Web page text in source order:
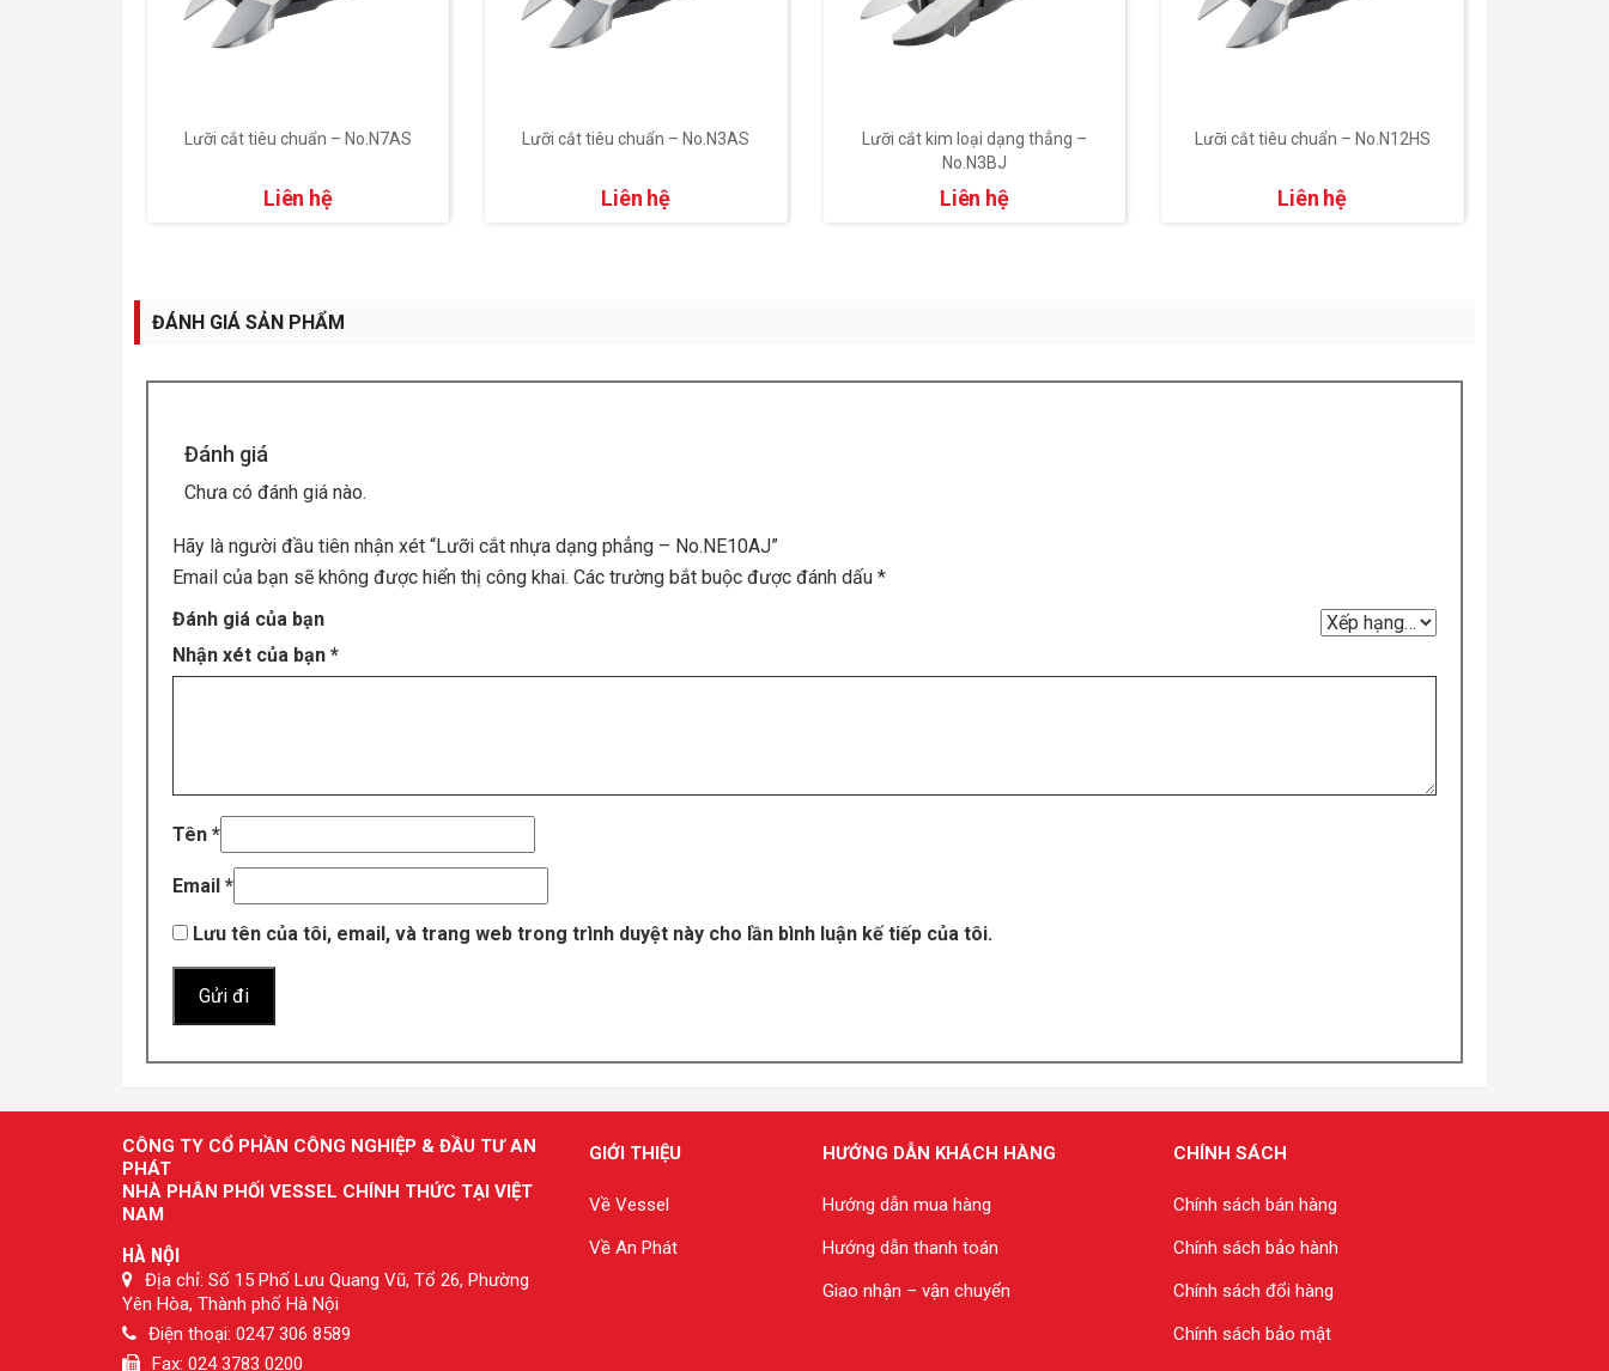
Lưỡi cắt tiêu chuẩn – No.N7AS
Liên hệ
Lưỡi cắt tiêu chuẩn – No.N3AS
Liên hệ
Lưỡi cắt kim loại dạng thẳng –
No.N3BJ
Liên hệ
Lưỡi cắt tiêu chuẩn – No.N12HS
Liên hệ
ĐÁNH GIÁ SẢN PHẨM
Đánh giá
Chưa có đánh giá nào.
Hãy là người đầu tiên nhận xét “Lưỡi cắt nhựa dạng phẳng – No.NE10AJ”
Email của bạn sẽ không được hiển thị công khai. Các trường bắt buộc được đánh dấu *
Đánh giá của bạn
Nhận xét của bạn *
Tên *
Email *
Lưu tên của tôi, email, và trang web trong trình duyệt này cho lần bình luận kế tiếp của tôi.
CÔNG TY CỔ PHẦN CÔNG NGHIỆP & ĐẦU TƯ AN
PHÁT
NHÀ PHÂN PHỐI VESSEL CHÍNH THỨC TẠI VIỆT
NAM
HÀ NỘI
Địa chỉ: Số 15 Phố Lưu Quang Vũ, Tổ 26, Phường
Yên Hòa, Thành phố Hà Nội
Điện thoại: 0247 306 8589
Fax: 024 3783 0200
GIỚI THIỆU
Về Vessel
Về An Phát
HƯỚNG DẪN KHÁCH HÀNG
Hướng dẫn mua hàng
Hướng dẫn thanh toán
Giao nhận – vận chuyển
CHÍNH SÁCH
Chính sách bán hàng
Chính sách bảo hành
Chính sách đổi hàng
Chính sách bảo mật